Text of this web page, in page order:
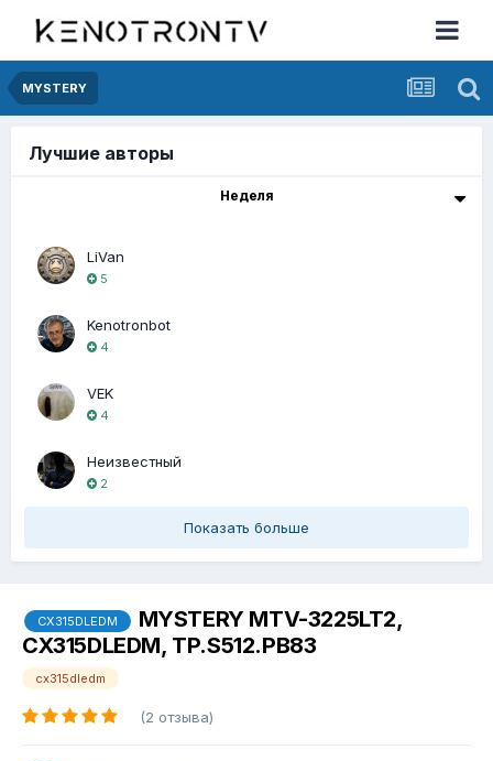
MYSTERY
Лучшие авторы
Неделя
LiVan
5
Kenotronbot
4
VEK
4
Неизвестный
2
Показать больше
CX315DLEDM
MYSTERY MTV-3225LT2,
CX315DLEDM, TP.S512.PB83
cx315dledm
(2 отзыва)